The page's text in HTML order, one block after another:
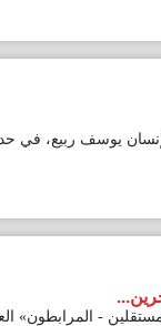
ربيع، في حديث
العميد